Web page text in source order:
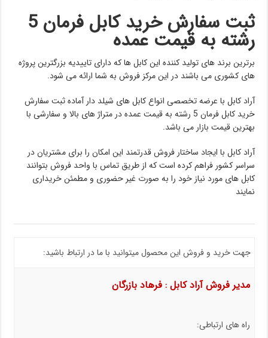
ثبت سفارش خرید کابل فرمان 5
رشته به قیمت عمده
برترین برند های تولید کننده این کابل ها که دارای تاییدیه بزرگترین پروژه
های کشوری می باشند در این مرکز فروش به شما ارائه می شود.
آراد کابل با عرضه تخصصی انواع کابل های شیلد دار آماده ثبت سفارش
خرید کابل فرمان 5 رشته به قیمت عمده در متراژ های بالا و سفارشی با
بهترین قیمت بازار می باشد.
آراد کابل با ایجاد ساختار فروش قدرتمند این امکان را برای مشتریان در
سراسر کشور فراهم کرده است که از طریق تماس با واحد فروش بتوانند
کابل های مورد نیاز خود را به صورت غیر حضوری و مطمئن خریداری
نمایند
جهت خرید و فروش این محصول میتوانید با ما در ارتباط باشید:
مدیر فروش آراد کابل : فرهاد بازرگان
راه های ارتباطی: